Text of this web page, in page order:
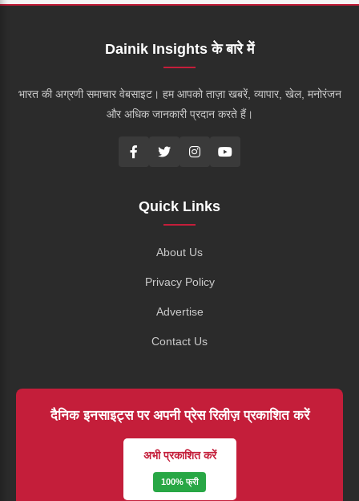
Dainik Insights के बारे में
भारत की अग्रणी समाचार वेबसाइट। हम आपको ताज़ा खबरें, व्यापार, खेल, मनोरंजन
और अधिक जानकारी प्रदान करते हैं।
Quick Links
About Us
Privacy Policy
Advertise
Contact Us
दैनिक इनसाइट्स पर अपनी प्रेस रिलीज़ प्रकाशित करें
अभी प्रकाशित करें
100% फ्री